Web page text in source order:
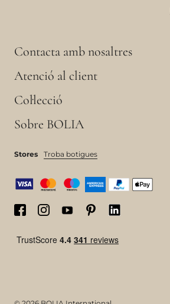
Contacta amb nosaltres
Atenció al client
Col·lecció
Sobre BOLIA
Stores Troba botigues